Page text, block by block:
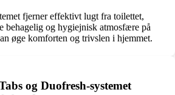
fjerner effektivt lugt fra toilettet,
behagelig og hygiejnisk atmosfære på
øge komforten og trivslen i hjemmet.
og Duofresh-systemet